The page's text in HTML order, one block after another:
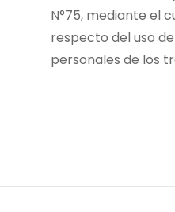
N°75, mediante el
respecto del uso
personales de los